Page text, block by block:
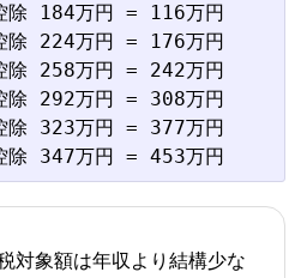
除 184万円 = 116万円
除 224万円 = 176万円
除 258万円 = 242万円
除 292万円 = 308万円
除 323万円 = 377万円
対象額は年収より結構少な